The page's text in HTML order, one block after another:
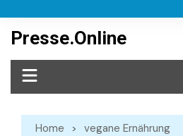
content
Presse.Online
Home vegane Ernährung